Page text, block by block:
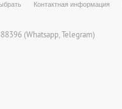
Контактная информация
(Whatsapp , Telegram)